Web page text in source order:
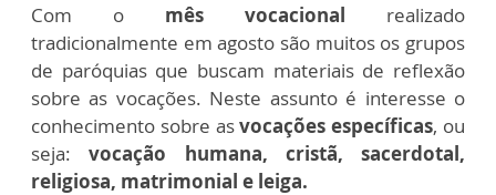
Com o mês vocacional realizado
tradicionalmente em agosto são muitos os grupos
de paróquias que buscam materiais de reflexão
sobre as vocações. Neste assunto é interesse o
conhecimento sobre asvocações específicas, ou
seja:vocação humana, cristã, sacerdotal,
religiosa, matrimonial e leiga.